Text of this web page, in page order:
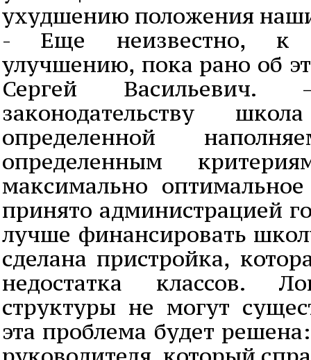
ухудшению положения
- Еще неизвестно, к
улучшению, пока рано об
Сергей
законодательству
определенной
определенным
максимально
принято администрацией
лучше финансировать
сделана пристройка,
недостатка классов.
структуры не могут
эта проблема будет